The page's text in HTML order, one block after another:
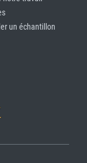
un échantillon